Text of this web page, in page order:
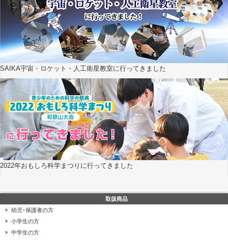
SAIKA宇宙・ロケット・人工衛星教室に行ってきました
2022年おもしろ科学まつりに行ってきました
取扱商品
幼児･保護者の方
小学生の方
中学生の方